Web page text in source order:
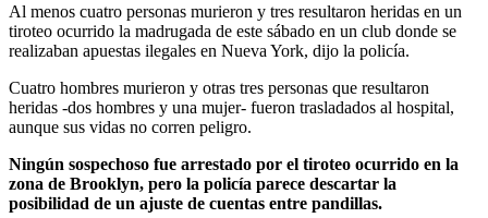
Al menos cuatro personas murieron y tres resultaron heridas en un
tiroteo ocurrido la madrugada de este sábado en un club donde se
realizaban apuestas ilegales en Nueva York, dijo la policía.
Cuatro hombres murieron y otras tres personas que resultaron
heridas -dos hombres y una mujer- fueron trasladados al hospital,
aunque sus vidas no corren peligro.
Ningún sospechoso fue arrestado por el tiroteo ocurrido en la
zona de Brooklyn, pero la policía parece descartar la
posibilidad de un ajuste de cuentas entre pandillas.